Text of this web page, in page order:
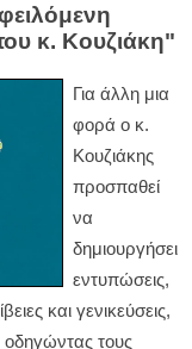
κ. Κουζιάκη"
Για άλλη μια
φορά ο κ.
Κουζιάκης
προσπαθεί
να
δημιουργήσει
εντυπώσεις,
και γενικεύσεις,
οδηγώντας τους